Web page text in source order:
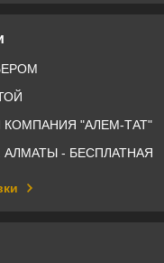
КОМПАНИЯ "АЛЕМ-ТАТ"
АЛМАТЫ - БЕСПЛАТНАЯ